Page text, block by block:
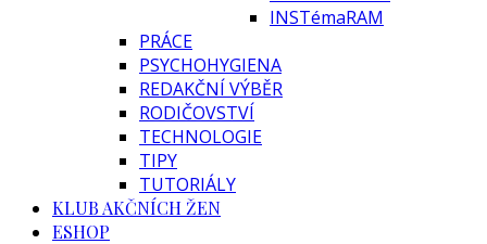
INSTémaRAM
PRÁCE
PSYCHOHYGIENA
REDAKČNÍ VÝBĚR
RODIČOVSTVÍ
TECHNOLOGIE
TIPY
TUTORIÁLY
KLUB AKČNÍCH ŽEN
ESHOP